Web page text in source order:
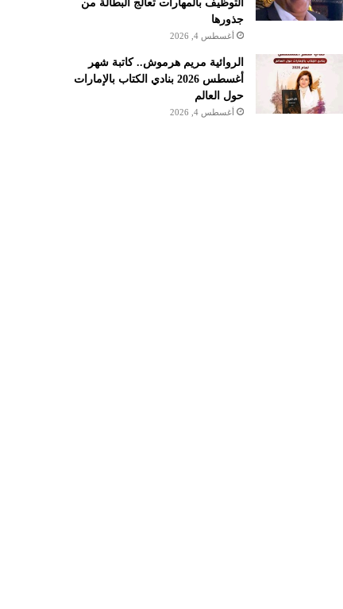
التوظيف بالمهارات تعالج البطالة من
جذورها
أغسطس 4, 2026
الروائية مريم هرموش.. كاتبة شهر
أغسطس 2026 بنادي الكتاب بالإمارات
حول العالم
أغسطس 4, 2026